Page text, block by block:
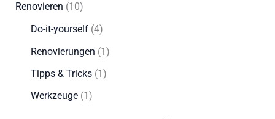
Renovieren (10)
Do-it-yourself(4)
Renovierungen (1)
Tipps & Tricks(1)
Werkzeuge(1)